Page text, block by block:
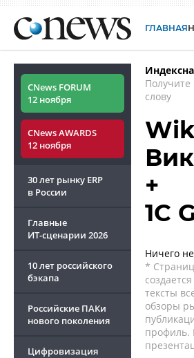
ГЛАВНАЯ
CNews FORUM
12 ноября
CNews AWARDS
12 ноября
30 лет рынку ERP
в России
Главные
ИТ-сценарии 2026
10 лет российского
бэкапа
Российские ПАКи
нового поколения
Цифровизация
слову
+
1С
Ничего
*
тексты
обзоры
профиль.